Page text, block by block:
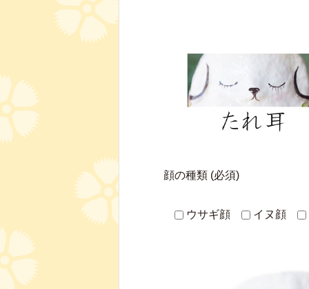
顔の種類 (必須)
ウサギ顔 イヌ顔